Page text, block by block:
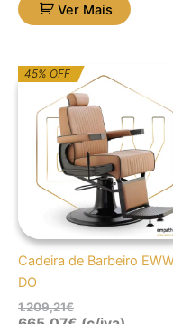
Ver Mais
45% OFF
Cadeira de Barbeiro
DO
1.209,21€
O
preço
original
era:
1.209,21€.
O
preço
atual
é:
665,07€.